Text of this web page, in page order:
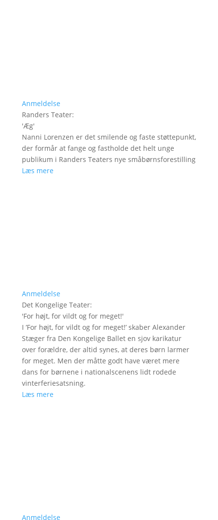
Anmeldelse
Randers Teater:
'Æg'
Nanni Lorenzen er det smilende og faste støttepunkt,
der formår at fange og fastholde det helt unge
publikum i Randers Teaters nye småbørnsforestilling
Læs mere
Anmeldelse
Det Kongelige Teater:
'For højt, for vildt og for meget!'
I ’For højt, for vildt og for meget!’ skaber Alexander
Stæger fra Den Kongelige Ballet en sjov karikatur
over forældre, der altid synes, at deres børn larmer
for meget. Men der måtte godt have været mere
dans for børnene i nationalscenens lidt rodede
vinterferiesatsning.
Læs mere
Anmeldelse